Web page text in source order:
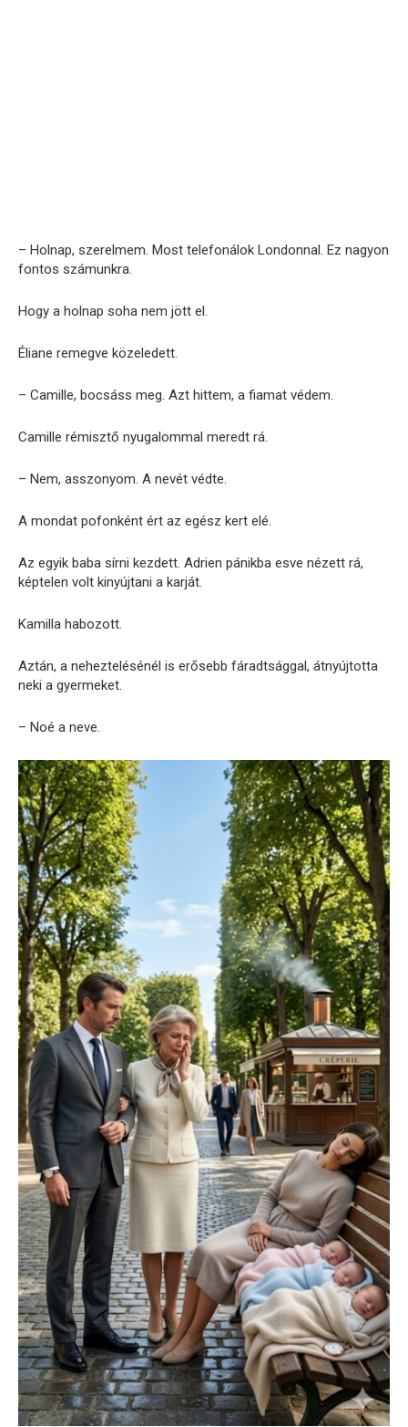
– Holnap, szerelmem. Most telefonálok Londonnal. Ez nagyon
fontos számunkra.
Hogy a holnap soha nem jött el.
Éliane remegve közeledett.
– Camille, bocsáss meg. Azt hittem, a fiamat védem.
Camille rémisztő nyugalommal meredt rá.
– Nem, asszonyom. A nevét védte.
A mondat pofonként ért az egész kert elé.
Az egyik baba sírni kezdett. Adrien pánikba esve nézett rá,
képtelen volt kinyújtani a karját.
Kamilla habozott.
Aztán, a neheztelésénél is erősebb fáradtsággal, átnyújtotta
neki a gyermeket.
– Noé a neve.